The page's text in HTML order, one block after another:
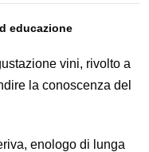
educazione
vini, rivolto a
la conoscenza del
enologo di lunga